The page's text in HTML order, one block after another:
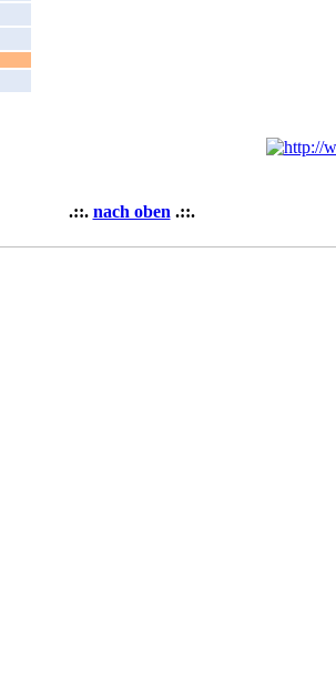
.::. nach oben .::.